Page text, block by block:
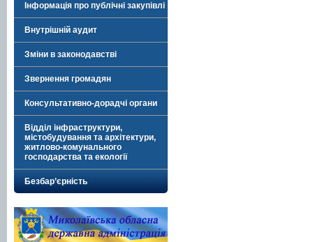
Інформація про публічні закупівлі
Внутрішній аудит
Зміни в законодавстві
Звернення громадян
Консультативно-дорадчі органи
Відділ інфраструктури,
містобудування та архітектури,
житлово-комунального
господарства та екології
Безбар’єрність